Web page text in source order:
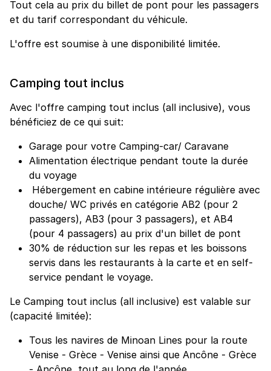
Tout cela au prix du billet de pont pour les passagers
et du tarif correspondant du véhicule.
L'offre est soumise à une disponibilité limitée.
Camping tout inclus
Avec l'offre camping tout inclus (all inclusive), vous
bénéficiez de ce qui suit:
Garage pour votre Camping-car/ Caravane
Alimentation électrique pendant toute la durée
du voyage
Hébergement en cabine intérieure régulière avec
douche/ WC privés en catégorie AB2 (pour 2
passagers), AB3 (pour 3 passagers), et AB4
(pour 4 passagers) au prix d'un billet de pont
30% de réduction sur les repas et les boissons
servis dans les restaurants à la carte et en self-
service pendant le voyage.
Le Camping tout inclus (all inclusive) est valable sur
(capacité limitée):
Tous les navires de Minoan Lines pour la route
Venise - Grèce - Venise ainsi que Ancône - Grèce